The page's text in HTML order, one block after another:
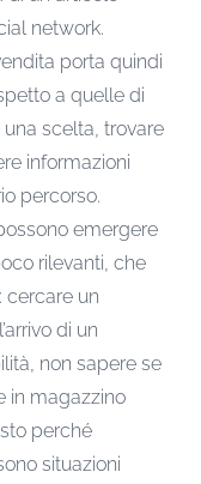
network.
porta quindi
a quelle di
scelta, trovare
informazioni
percorso.
emergere
rilevanti, che
cercare un
di un
non sapere se
in magazzino
perché
situazioni